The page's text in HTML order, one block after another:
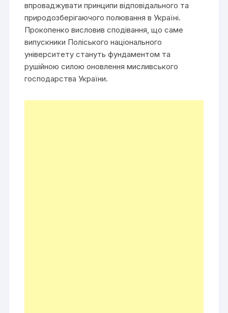
впроваджувати принципи відповідального та
природозберігаючого полювання в Україні.
Прокопенко висловив сподівання, що саме
випускники Поліського національного
університету стануть фундаментом та
рушійною силою оновлення мисливського
господарства України.